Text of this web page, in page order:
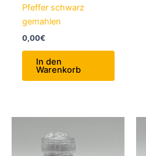
Pfeffer schwarz
gemahlen
0,00€
In den
Warenkorb